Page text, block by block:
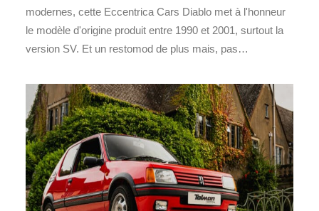
modernes, cette Eccentrica Cars Diablo met à l'honneur
le modèle d'origine produit entre 1990 et 2001, surtout la
version SV. Et un restomod de plus mais, pas…